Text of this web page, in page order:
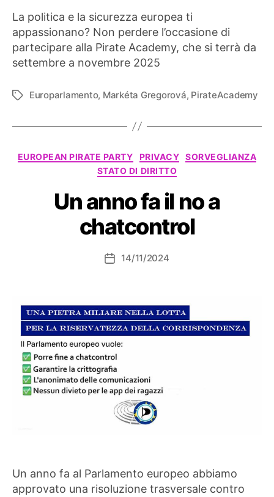
La politica e la sicurezza europea ti
appassionano? Non perdere l’occasione di
partecipare alla Pirate Academy, che si terrà da
settembre a novembre 2025
Tag Europarlamento, Markéta Gregorová, PirateAcademy
Categorie
EUROPEAN PIRATE PARTY PRIVACY SORVEGLIANZA
STATO DI DIRITTO
Un anno fa il no a
chatcontrol
Data14/11/2024
Un anno fa al Parlamento europeo abbiamo
approvato una risoluzione trasversale contro